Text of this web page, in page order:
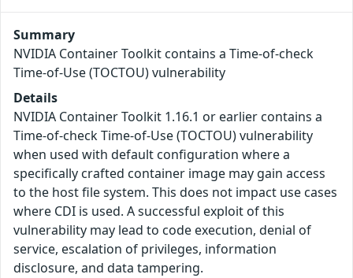
Summary
NVIDIA Container Toolkit contains a Time-of-check
Time-of-Use (TOCTOU) vulnerability
Details
NVIDIA Container Toolkit 1.16.1 or earlier contains a
Time-of-check Time-of-Use (TOCTOU) vulnerability
when used with default configuration where a
specifically crafted container image may gain access
to the host file system. This does not impact use cases
where CDI is used. A successful exploit of this
vulnerability may lead to code execution, denial of
service, escalation of privileges, information
disclosure, and data tampering.